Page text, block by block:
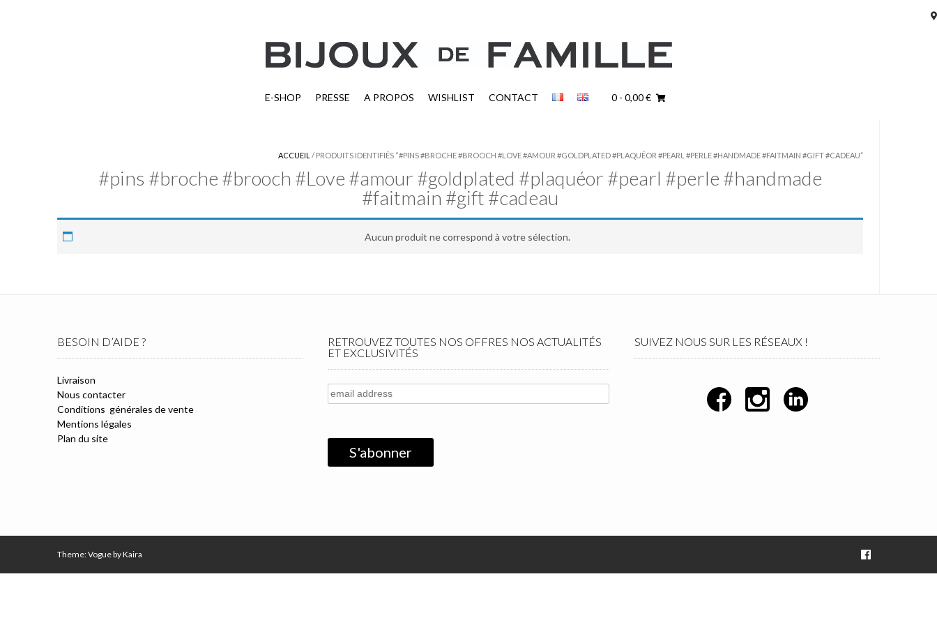
E-SHOP PRESSE A PROPOS WISHLIST CONTACT 0- 0,00 €
ACCUEIL / PRODUITS IDENTIFIÉS “#PINS #BROCHE #BROOCH #LOVE #AMOUR #GOLDPLATED #PLAQUÉOR #PEARL #PERLE #HANDMADE #FAITMAIN #GIFT #CADEAU”
#pins #broche #brooch #Love #amour #goldplated #plaquéor #pearl #perle #handmade
#faitmain #gift #cadeau
Aucun produit ne correspond à votre sélection.
BESOIN D’AIDE ?
Livraison
Nous contacter
Conditions générales de vente
Mentions légales
Plan du site
RETROUVEZ TOUTES NOS OFFRES NOS ACTUALITÉS
ET EXCLUSIVITÉS
SUIVEZ NOUS SUR LES RÉSEAUX !
Theme: Vogue byKaira